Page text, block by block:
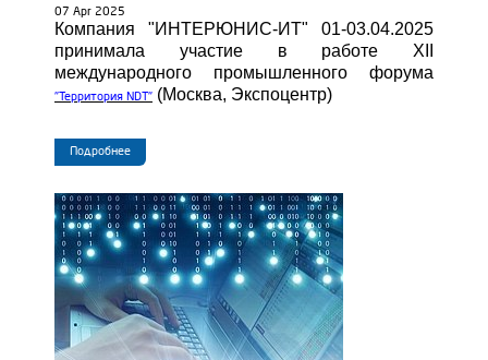
07 Apr 2025
Компания "ИНТЕРЮНИС-ИТ" 01-03.04.2025
принимала участие в работе XII
международного промышленного форума
"Территория NDT" (Москва, Экспоцентр)
Подробнее